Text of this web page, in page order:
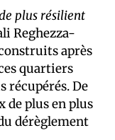
plus résilient
Reghezza-
après
quartiers
récupérés. De
plus en plus
dérèglement